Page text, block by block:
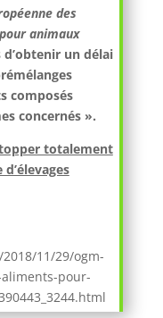
des
animaux
un délai
composés
concernés ».
totalement
11/29/ogm-
pour-